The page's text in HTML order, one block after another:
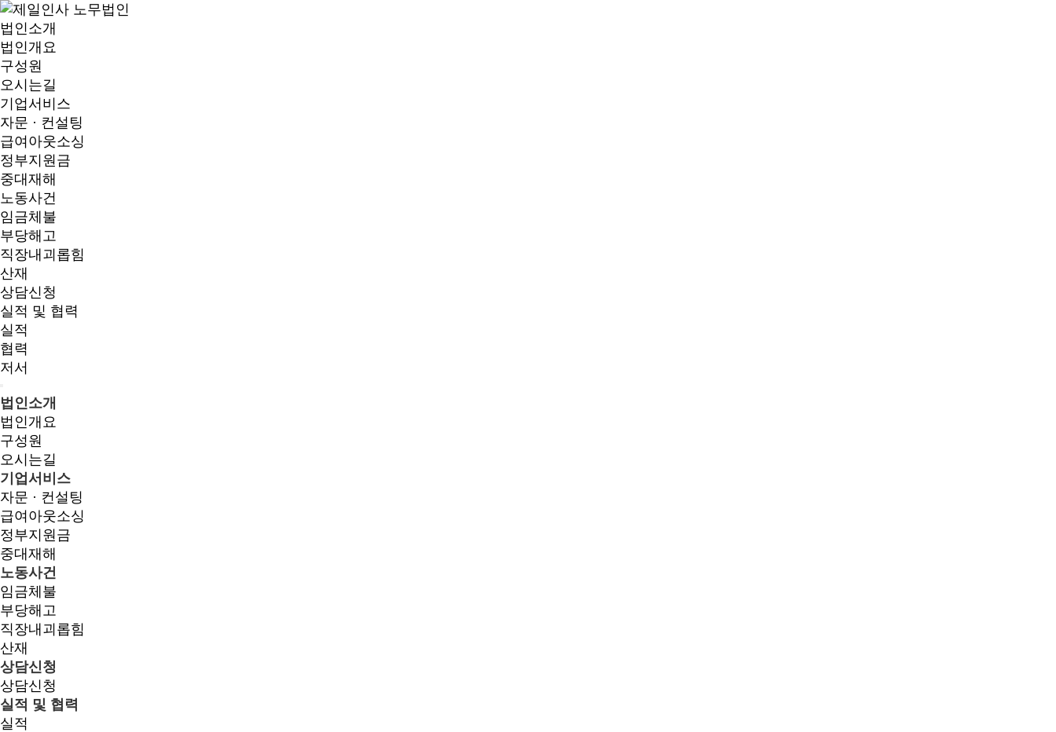
법인소개
법인개요
구성원
오시는길
기업서비스
자문 · 컨설팅
급여아웃소싱
정부지원금
중대재해
노동사건
임금체불
부당해고
직장내괴롭힘
산재
상담신청
실적 및 협력
실적
협력
저서
법인소개
법인개요
구성원
오시는길
기업서비스
자문 · 컨설팅
급여아웃소싱
정부지원금
중대재해
노동사건
임금체불
부당해고
직장내괴롭힘
산재
상담신청
상담신청
실적 및 협력
실적